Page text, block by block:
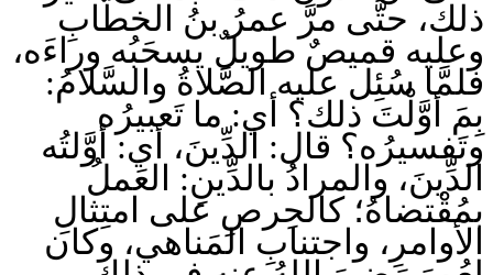
ذلك، حتَّى مرَّ عمرُ بنُ الخطَّابِ
وعليه قميصٌ طويلٌ يسحَبُه وراءَه،
فلمَّا سُئِل عليه الصَّلاةُ والسَّلامُ:
بِمَ أوَّلْتَ ذلك؟ أي: ما تَعبيرُه
وتَفسيرُه؟ قال: الدِّينَ، أي: أوَّلتُه
الدِّينَ، والمرادُ بالدِّينِ: العَملُ
بمُقْتضاهُ؛ كالحِرصِ على امتِثالِ
الأوامرِ، واجتنابِ المَناهي، وكان